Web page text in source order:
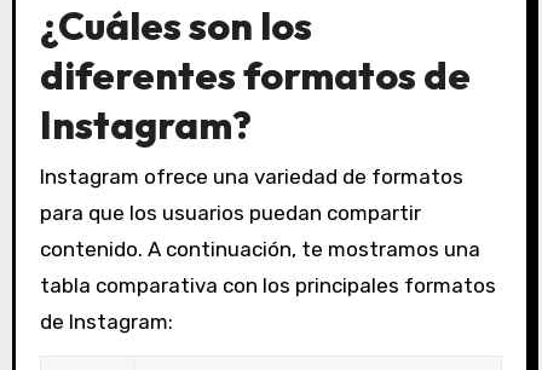
¿Cuáles son los
diferentes formatos de
Instagram?
Instagram ofrece una variedad de formatos
para que los usuarios puedan compartir
contenido. A continuación, te mostramos una
tabla comparativa con los principales formatos
de Instagram: